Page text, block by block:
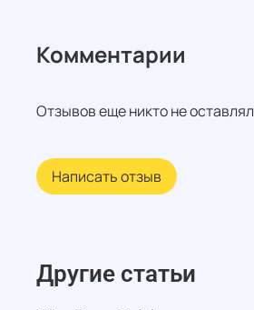
Комментарии
Отзывов еще никто не оставлял
Написать отзыв
Другие статьи